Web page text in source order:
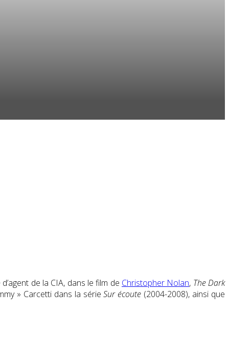
de la CIA, dans le film de Christopher Nolan, The Dark
» Carcetti dans la sérieSur écoute (2004-2008), ainsi que